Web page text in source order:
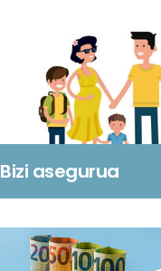
Bizi asegurua